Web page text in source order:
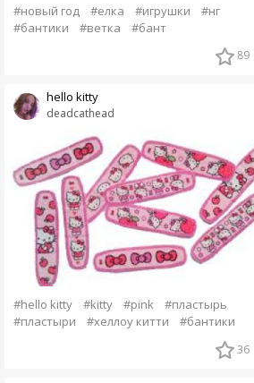
#новый год #елка #игрушки
#нг
#бантики
#ветка #бант
89
deadcathead
hello kitty
#hello kitty #kitty #pink
#пластырь
#пластыри
#хеллоу китти #бантики
36